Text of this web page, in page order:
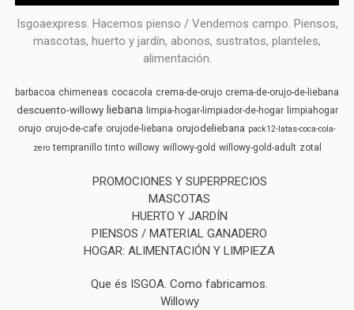
Isgoaexpress. Hacemos pienso / Vendemos campo. Piensos,
mascotas, huerto y jardín, abonos, sustratos, planteles,
alimentación.
barbacoa chimeneas cocacola crema-de-orujo crema-de-orujo-de-liebana
descuento-willowy liebana limpia-hogar-limpiador-de-hogar limpiahogar
orujo orujo-de-cafe orujode-liebana orujodeliebana pack12-latas-coca-cola-
zero tempranillo tinto willowy willowy-gold willowy-gold-adult zotal
PROMOCIONES Y SUPERPRECIOS
MASCOTAS
HUERTO Y JARDÍN
PIENSOS / MATERIAL GANADERO
HOGAR: ALIMENTACIÓN Y LIMPIEZA
Que és ISGOA. Como fabricamos.
Willowy